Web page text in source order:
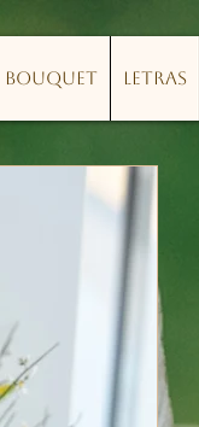
Bouquet Letras